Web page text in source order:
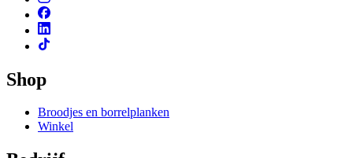
Shop
Broodjes en borrelplanken
Winkel